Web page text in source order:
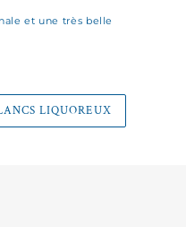
et une très belle
LIQUOREUX